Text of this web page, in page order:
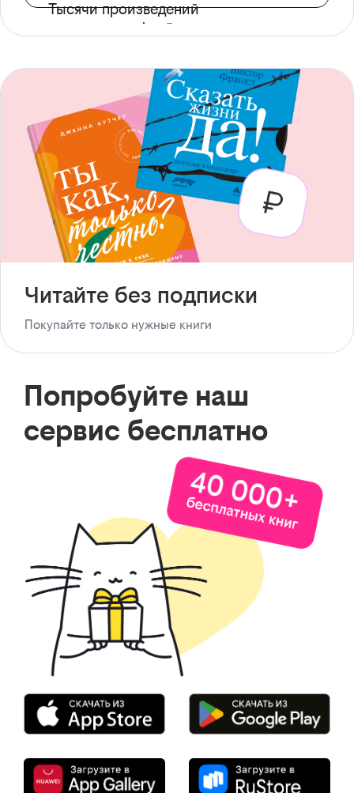
Тысячи произведений
с доступом офлайн
Читайте без подписки
Покупайте только нужные книги
Попробуйте наш
сервис бесплатно